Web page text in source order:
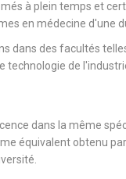
à plein temps et
en médecine d'une
dans des facultés
technologie de
dans la même
équivalent obtenu